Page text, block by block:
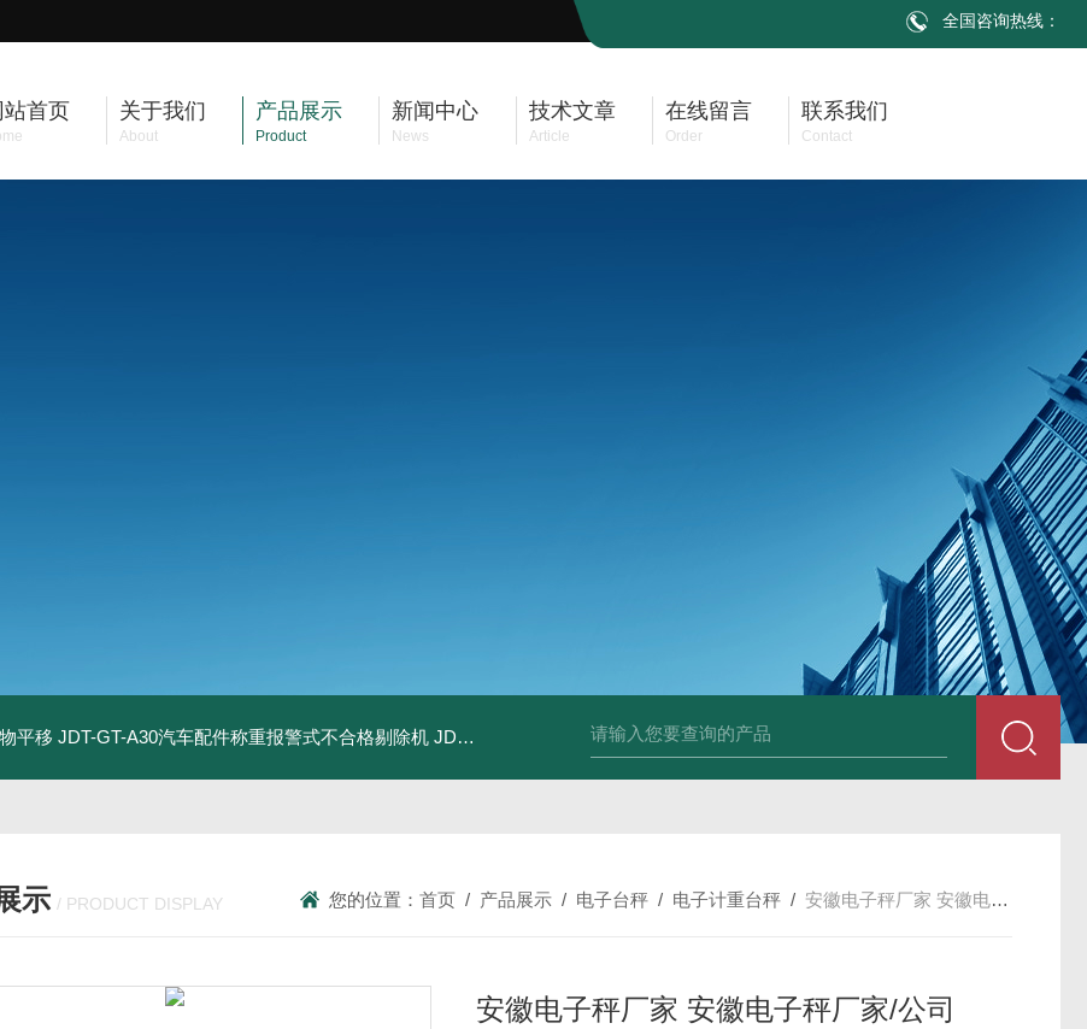
全国咨询热线：
站首页 关于我们
About
产品展示
Product
新闻中心
News
技术文章
Article
在线留言
Order
联系我们
Contact
平移 JDT-GT-A30汽车配件称重报警式不合格剔除机 JDT-GT-A8E儿童玩具包装合规检测秤漏装配件报警滚筒称 JDT-WN-Q20S食品
示 / PRODUCT DISPLAY 您的位置：首页 / 产品展示 / 电子台秤 / 电子计重台秤 / 安徽电子秤厂家 安徽电子秤厂家/公司
安徽电子秤厂家 安徽电子秤厂家/公司